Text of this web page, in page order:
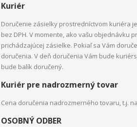
Kuriér
Doručenie zásielky prostredníctvom kuriéra
bez DPH. V momente, ako vašu objednávku
prichádzajúcej zásielke. Pokiaľ sa Vám
doručenia. V deň doručenia Vám bude
bude balík doručený.
Kuriér pre nadrozmerný tovar
Cena doručenia nadrozmerného tovaru, t.j.
OSOBNÝ ODBER